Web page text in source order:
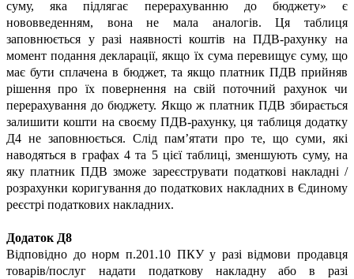
суму, яка підлягає перерахуванню до бюджету» є
нововведенням, вона не мала аналогів. Ця таблиця
заповнюється у разі наявності коштів на ПДВ-рахунку на
момент подання декларації, якщо їх сума перевищує суму, що
має бути сплачена в бюджет, та якщо платник ПДВ прийняв
рішення про їх повернення на свій поточний рахунок чи
перерахування до бюджету. Якщо ж платник ПДВ збирається
залишити кошти на своєму ПДВ-рахунку, ця таблиця додатку
Д4 не заповнюється. Слід пам’ятати про те, що суми, які
наводяться в графах 4 та 5 цієї таблиці, зменшують суму, на
яку платник ПДВ зможе зареєструвати податкові накладні /
розрахунки коригування до податкових накладних в Єдиному
реєстрі податкових накладних.
Додаток Д8
Відповідно до норм п.201.10 ПКУ у разі відмови продавця
товарів/послуг надати податкову накладну або в разі